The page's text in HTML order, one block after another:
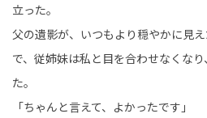
立った。
父の遺影が、いつもより穏やかに見
で、従姉妹は私と目を合わせなくな
た。
「ちゃんと言えて、よかったです」